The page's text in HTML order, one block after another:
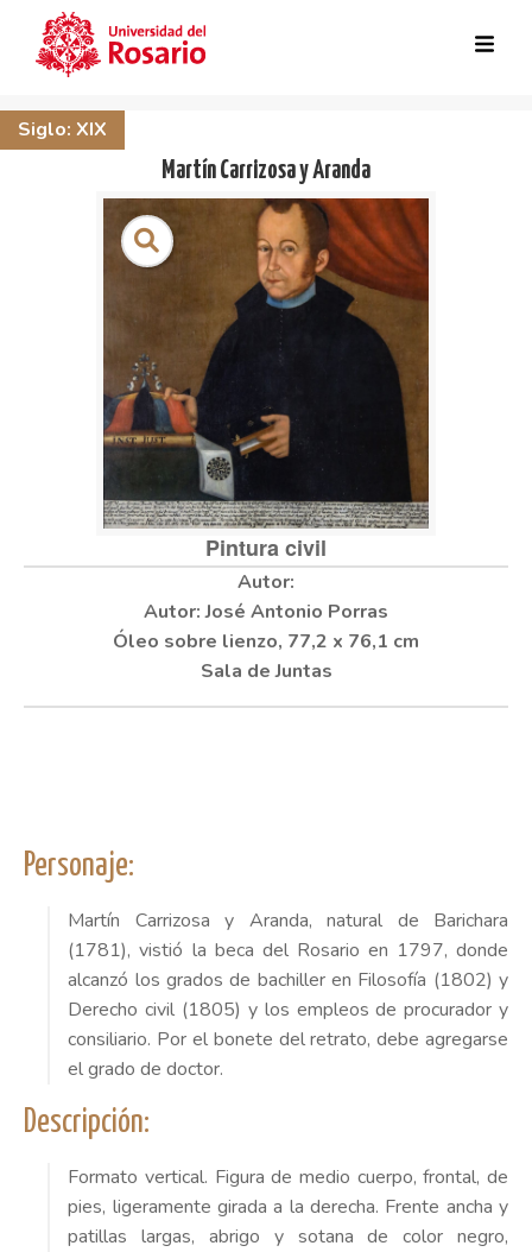
Skip to main content
Siglo: XIX
Martín Carrizosa y Aranda
Pintura civil
Autor: José Antonio Porras
Óleo sobre lienzo, 77,2 x 76,1 cm
Sala de Juntas
Personaje:
Martín Carrizosa y Aranda, natural de Barichara
(1781), vistió la beca del Rosario en 1797, donde
alcanzó los grados de bachiller en Filosofía (1802) y
Derecho civil (1805) y los empleos de procurador y
consiliario. Por el bonete del retrato, debe agregarse
el grado de doctor.
Descripción:
Formato vertical. Figura de medio cuerpo, frontal, de
pies, ligeramente girada a la derecha. Frente ancha y
patillas largas, abrigo y sotana de color negro,